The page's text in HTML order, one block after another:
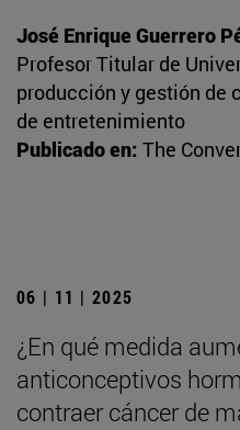
José Enrique Guerrero
Profesor Titular de
producción y gestión de
de entretenimiento
Publicado en: The
06 | 11 | 2025
¿En qué medida
anticonceptivos
contraer cáncer de